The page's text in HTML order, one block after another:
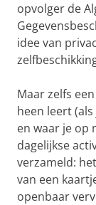
opvolger de
idee van
Maar zelfs
heen leert
en waar je op
dagelijkse
verzameld:
van een
openbaar